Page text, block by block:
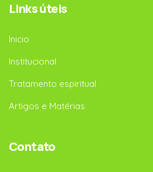
Links úteis
Inicio
Institucional
Tratamento espiritual
Artigos e Matérias
Contato